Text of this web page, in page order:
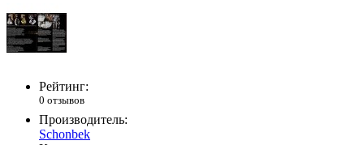
Рейтинг:
0 отзывов
Производитель:
Schonbek